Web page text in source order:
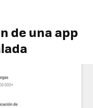
de una app